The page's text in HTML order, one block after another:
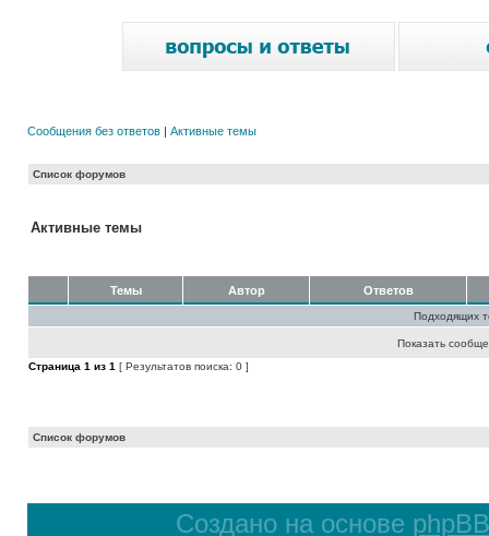
Сообщения без ответов | Активные темы
Список форумов
Активные темы
Темы Автор Ответов
Подходящих
Показать
Страница 1 из 1 [ Результатов поиска: 0 ]
Список форумов
Создано на основе phpBB